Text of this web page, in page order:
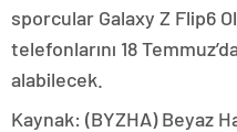
sporcular Galaxy Z Flip6
telefonlarını 18
alabilecek.
Kaynak: (BYZHA) Beyaz